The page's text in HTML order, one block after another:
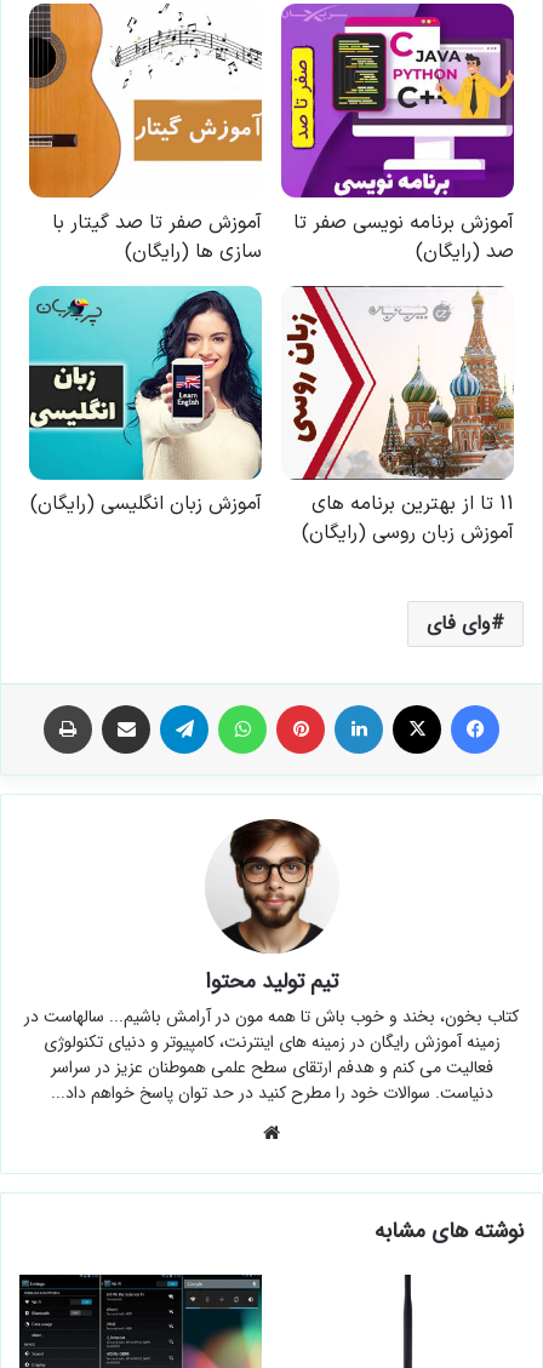
وای فای
فیس بوک لینکدین ‫پین‌ترست تلگرام اشتراک گذاری از طریق ایمیل
تیم تولید محتوا
کتاب بخون، بخند و خوب باش تا همه مون در آرامش باشیم... سالهاست در
زمینه آموزش رایگان در زمینه های اینترنت، کامپیوتر و دنیای تکنولوژی
فعالیت می کنم و هدفم ارتقای سطح علمی هموطنان عزیز در سراسر
دنیاست. سوالات خود را مطرح کنید در حد توان پاسخ خواهم داد...
نوشته های مشابه